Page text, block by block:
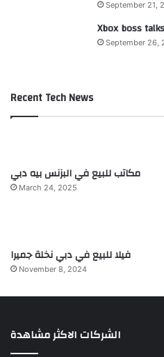
September 21,
Xbox boss
September 26,
Recent Tech News
مكاتب للبيع في البزنس بيه دبي
March 24, 2025
فيلا للبيع في دبي نخلة جميرا
November 8, 2024
الشركات الاكثر مشاهدة